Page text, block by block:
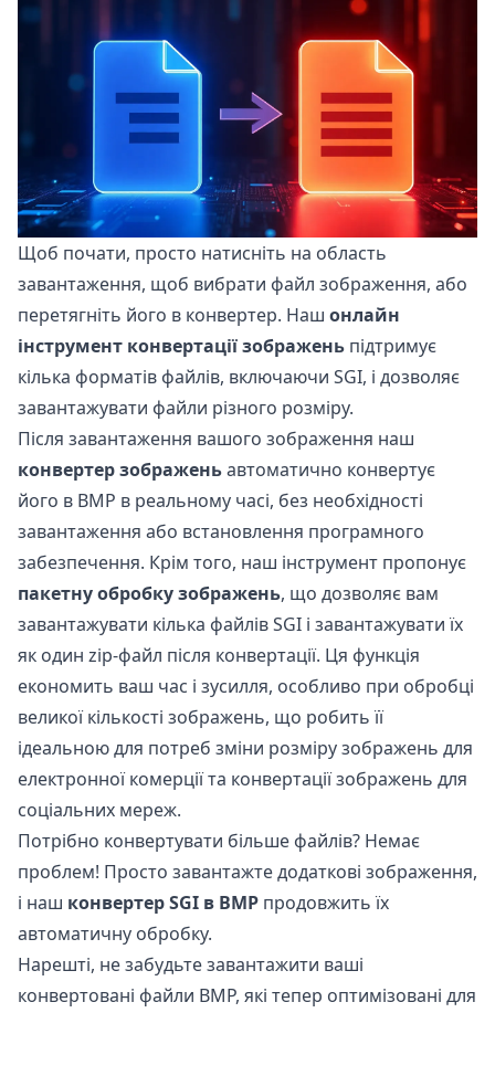
Щоб почати, просто натисніть на область
завантаження, щоб вибрати файл зображення, або
перетягніть його в конвертер. Наш онлайн
інструмент конвертації зображень підтримує
кілька форматів файлів, включаючи SGI, і дозволяє
завантажувати файли різного розміру.
Після завантаження вашого зображення наш
конвертер зображеньавтоматично конвертує
його в BMP в реальному часі, без необхідності
завантаження або встановлення програмного
забезпечення. Крім того, наш інструмент пропонує
пакетну обробку зображень, що дозволяє вам
завантажувати кілька файлів SGI і завантажувати їх
як один zip-файл після конвертації. Ця функція
економить ваш час і зусилля, особливо при обробці
великої кількості зображень, що робить її
ідеальною для потреб зміни розміру зображень для
електронної комерції та конвертації зображень для
соціальних мереж.
Потрібно конвертувати більше файлів? Немає
проблем! Просто завантажте додаткові зображення,
і наш конвертер SGI в BMP продовжить їх
автоматичну обробку.
Нарешті, не забудьте завантажити ваші
конвертовані файли BMP, які тепер оптимізовані для